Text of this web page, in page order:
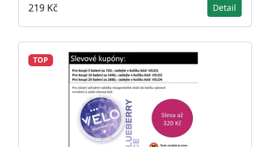
219 Kč Detail
TOP